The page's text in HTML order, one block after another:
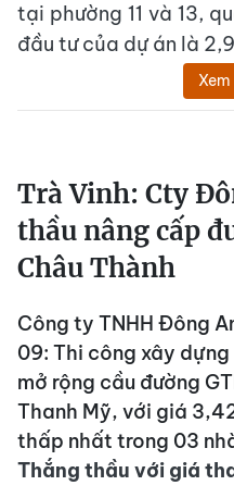
tại phường 11 và 13,
đầu tư của dự án là
Trà Vinh: Cty
thầu nâng cấp
Châu Thành
Công ty TNHH Đông
09: Thi công xây
mở rộng cầu đường
Thanh Mỹ, với giá
thấp nhất trong 03
Thắng thầu với giá